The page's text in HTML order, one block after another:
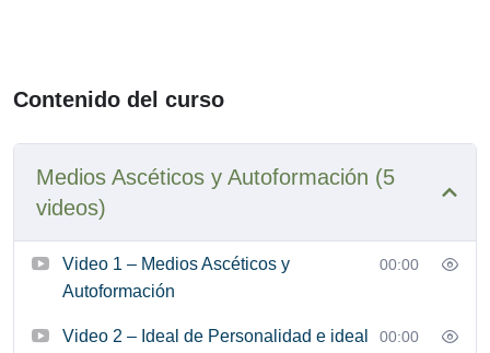
Contenido del curso
Medios Ascéticos y Autoformación (5
videos)
Video 1 – Medios Ascéticos y
Autoformación
00:00
Video 2 – Ideal de Personalidad e ideal
00:00